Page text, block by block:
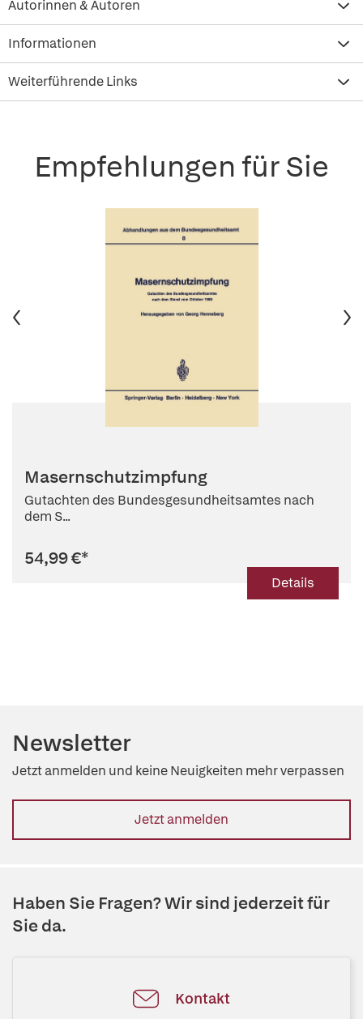
Autorinnen & Autoren
Informationen
Weiterführende Links
Empfehlungen für Sie
Masernschutzimpfung
Gutachten des Bundesgesundheitsamtes nach
dem S...
54,99 €*
Details
Newsletter
Jetzt anmelden und keine Neuigkeiten mehr verpassen
Jetzt anmelden
Haben Sie Fragen? Wir sind jederzeit für
Sie da.
Kontakt